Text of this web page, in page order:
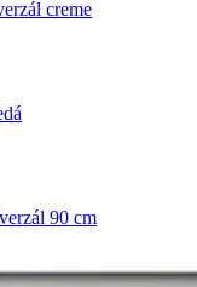
creme
90 cm